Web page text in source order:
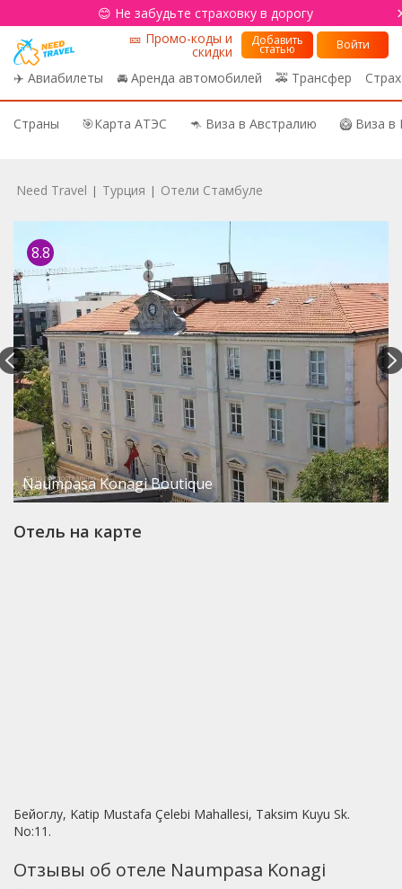
😊 Не забудьте страховку в дорогу
✈️ Авиабилеты 🚘 Аренда автомобилей 🚕 Трансфер
🎫 Промо-коды и
скидки
Добавить
статью Войти
Страны 🎯Карта АТЭС 🦘 Виза в Австралию 🥝 Виза
Need Travel | Турция | Отели Стамбуле
8.8
Naumpasa Konagi Boutique
Отель на карте
Бейоглу, Katip Mustafa Çelebi Mahallesi, Taksim Kuyu Sk.
No:11.
Отзывы об отеле Naumpasa Konagi